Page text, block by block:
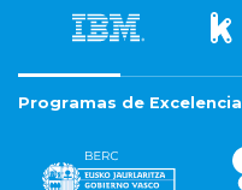
Programas de Excelencia